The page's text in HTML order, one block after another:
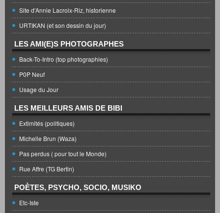
Site d'Annie Lacroix-Riz, historienne
URTIKAN (et son dessin du jour)
LES AMI(E)S PHOTOGRAPHES
Back-To-Intro (top photographies)
P0P Neuf
Usage du Jour
LES MEILLEURS AMIS DE BIBI
Extimités (politiques)
Michelle Brun (Waza)
Pas perdus ( pour tout le Monde)
Rue Affre (TG Bertin)
POÈTES, PSYCHO, SOCIO, MUSIKO
Etc-Iste